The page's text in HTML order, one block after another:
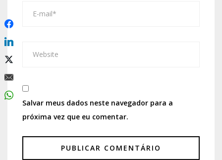
Salvar meus dados neste navegador para a
próxima vez que eu comentar.